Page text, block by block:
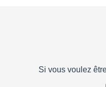
Si vous voulez